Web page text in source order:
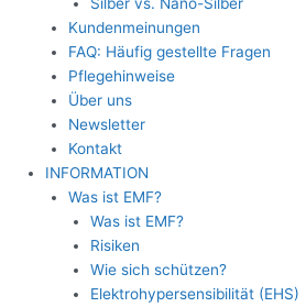
Kundenmeinungen
FAQ: Häufig gestellte Fragen
Pflegehinweise
Über uns
Newsletter
Kontakt
INFORMATION
Was ist EMF?
Was ist EMF?
Risiken
Wie sich schützen?
Elektrohypersensibilität (EHS)